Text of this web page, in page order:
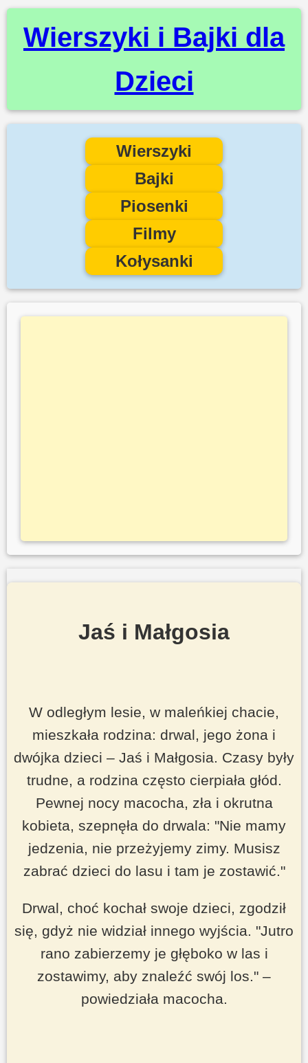
Wierszyki i Bajki dla
Dzieci
Wierszyki
Bajki
Piosenki
Filmy
Kołysanki
Jaś i Małgosia
W odległym lesie, w maleńkiej chacie,
mieszkała rodzina: drwal, jego żona i
dwójka dzieci – Jaś i Małgosia. Czasy były
trudne, a rodzina często cierpiała głód.
Pewnej nocy macocha, zła i okrutna
kobieta, szepnęła do drwala: "Nie mamy
jedzenia, nie przeżyjemy zimy. Musisz
zabrać dzieci do lasu i tam je zostawić."
Drwal, choć kochał swoje dzieci, zgodził
się, gdyż nie widział innego wyjścia. "Jutro
rano zabierzemy je głęboko w las i
zostawimy, aby znaleźć swój los." –
powiedziała macocha.